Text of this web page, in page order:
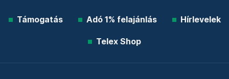
Támogatás Adó 1% felajánlás Hírlevelek
Telex Shop